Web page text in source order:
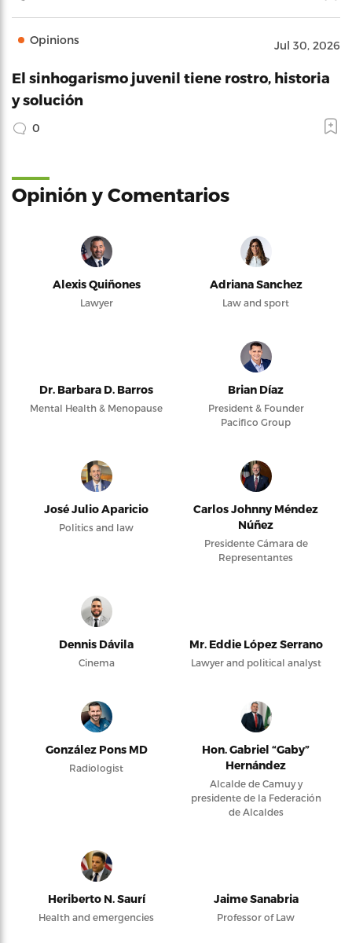
Opinions Jul 30, 2026
El sinhogarismo juvenil tiene rostro, historia
y solución
0
Opinión y Comentarios
Alexis Quiñones
Lawyer
Adriana Sanchez
Law and sport
Dr. Barbara D. Barros
Mental Health & Menopause
Brian Díaz
President & Founder
Pacifico Group
José Julio Aparicio
Politics and law
Carlos Johnny Méndez
Núñez
Presidente Cámara de
Representantes
Dennis Dávila
Cinema
Mr. Eddie López Serrano
Lawyer and political analyst
González Pons MD
Radiologist
Hon. Gabriel “Gaby”
Hernández
Alcalde de Camuy y
presidente de la Federación
de Alcaldes
Heriberto N. Saurí
Health and emergencies
Jaime Sanabria
Professor of Law